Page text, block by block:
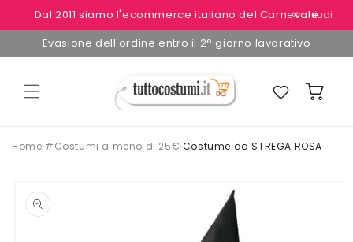
direttamente
ai contenuti
Dal 2011 siamo l'ecommerce italiano del Carnevale
✕ chiudi
Evasione dell'ordine entro il 2° giorno lavorativo
Preferiti Carrello
Home›#Costumi a meno di 25€›Costume da STREGA ROSA